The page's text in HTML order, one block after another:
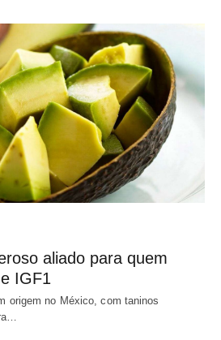
aliado para quem
IGF1
origem no México, com taninos